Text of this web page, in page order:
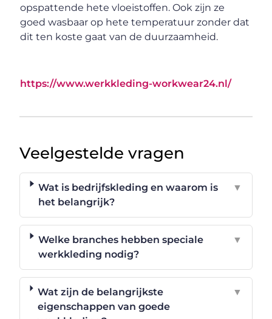
opspattende hete vloeistoffen. Ook zijn ze
goed wasbaar op hete temperatuur zonder dat
dit ten koste gaat van de duurzaamheid.
https://www.werkkleding-workwear24.nl/
Veelgestelde vragen
Wat is bedrijfskleding en waarom is
het belangrijk?
▼
Welke branches hebben speciale
werkkleding nodig?
▼
Wat zijn de belangrijkste
eigenschappen van goede
▼